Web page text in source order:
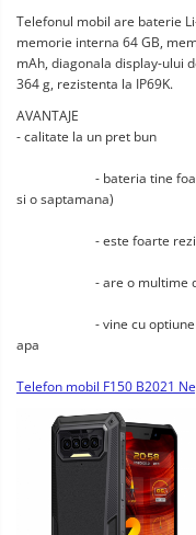
Telefonul mobil are baterie
memorie interna 64 GB,
mAh, diagonala display-ului
364 g, rezistenta la IP69K.
AVANTAJE
- calitate la un pret bun
si o saptamana)
- este foarte
- are o
apa
Telefon mobil F150 B2021